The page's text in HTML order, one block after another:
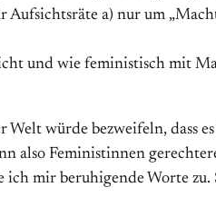
Aufsichtsräte a) nur um
und wie feministisch mit
Welt würde bezweifeln, dass
also Feministinnen
ich mir beruhigende Worte